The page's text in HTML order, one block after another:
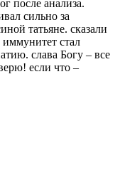
после анализа.
сильно за
татьяне. сказали
стал
слава Богу – все
если что –